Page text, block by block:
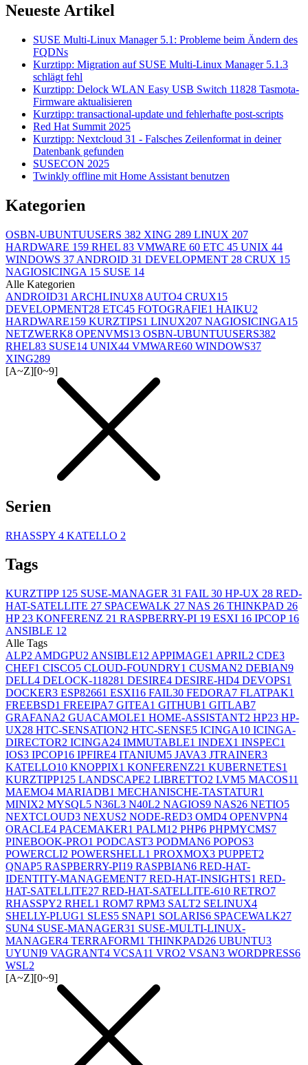
Neueste Artikel
SUSE Multi-Linux Manager 5.1: Probleme beim Ändern des
FQDNs
Kurztipp: Migration auf SUSE Multi-Linux Manager 5.1.3
schlägt fehl
Kurztipp: Delock WLAN Easy USB Switch 11828 Tasmota-
Firmware aktualisieren
Kurztipp: transactional-update und fehlerhafte post-scripts
Red Hat Summit 2025
Kurztipp: Nextcloud 31 - Falsches Zeilenformat in deiner
Datenbank gefunden
SUSECON 2025
Twinkly offline mit Home Assistant benutzen
Kategorien
OSBN-UBUNTUUSERS 382 XING 289 LINUX 207
HARDWARE 159 RHEL 83 VMWARE 60 ETC 45 UNIX 44
WINDOWS 37 ANDROID 31 DEVELOPMENT 28 CRUX 15
NAGIOSICINGA 15 SUSE 14
Alle Kategorien
ANDROID31 ARCHLINUX8 AUTO4 CRUX15
DEVELOPMENT28 ETC45 FOTOGRAFIE1 HAIKU2
HARDWARE159 KURZTIPS1 LINUX207 NAGIOSICINGA15
NETZWERK8 OPENVMS13 OSBN-UBUNTUUSERS382
RHEL83 SUSE14 UNIX44 VMWARE60 WINDOWS37
XING289
[A~Z][0~9]
Serien
RHASSPY 4 KATELLO 2
Tags
KURZTIPP 125 SUSE-MANAGER 31 FAIL 30 HP-UX 28 RED-
HAT-SATELLITE 27 SPACEWALK 27 NAS 26 THINKPAD 26
HP 23 KONFERENZ 21 RASPBERRY-PI 19 ESXI 16 IPCOP 16
ANSIBLE 12
Alle Tags
ALP2 AMDGPU2 ANSIBLE12 APPIMAGE1 APRIL2 CDE3
CHEF1 CISCO5 CLOUD-FOUNDRY1 CUSMAN2 DEBIAN9
DELL4 DELOCK-118281 DESIRE4 DESIRE-HD4 DEVOPS1
DOCKER3 ESP82661 ESXI16 FAIL30 FEDORA7 FLATPAK1
FREEBSD1 FREEIPA7 GITEA1 GITHUB1 GITLAB7
GRAFANA2 GUACAMOLE1 HOME-ASSISTANT2 HP23 HP-
UX28 HTC-SENSATION2 HTC-SENSE5 ICINGA10 ICINGA-
DIRECTOR2 ICINGA24 IMMUTABLE1 INDEX1 INSPEC1
IOS3 IPCOP16 IPFIRE4 ITANIUM5 JAVA3 JTRAINER3
KATELLO10 KNOPPIX1 KONFERENZ21 KUBERNETES1
KURZTIPP125 LANDSCAPE2 LIBRETTO2 LVM5 MACOS11
MAEMO4 MARIADB1 MECHANISCHE-TASTATUR1
MINIX2 MYSQL5 N36L3 N40L2 NAGIOS9 NAS26 NETIO5
NEXTCLOUD3 NEXUS2 NODE-RED3 OMD4 OPENVPN4
ORACLE4 PACEMAKER1 PALM12 PHP6 PHPMYCMS7
PINEBOOK-PRO1 PODCAST3 PODMAN6 POPOS3
POWERCLI2 POWERSHELL1 PROXMOX3 PUPPET2
QNAP5 RASPBERRY-PI19 RASPBIAN6 RED-HAT-
IDENTITY-MANAGEMENT7 RED-HAT-INSIGHTS1 RED-
HAT-SATELLITE27 RED-HAT-SATELLITE-610 RETRO7
RHASSPY2 RHEL1 ROM7 RPM3 SALT2 SELINUX4
SHELLY-PLUG1 SLES5 SNAP1 SOLARIS6 SPACEWALK27
SUN4 SUSE-MANAGER31 SUSE-MULTI-LINUX-
MANAGER4 TERRAFORM1 THINKPAD26 UBUNTU3
UYUNI9 VAGRANT4 VCSA11 VRO2 VSAN3 WORDPRESS6
WSL2
[A~Z][0~9]